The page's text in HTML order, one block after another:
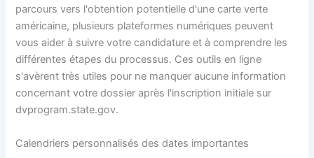
parcours vers l'obtention potentielle d'une carte verte
américaine, plusieurs plateformes numériques peuvent
vous aider à suivre votre candidature et à comprendre les
différentes étapes du processus. Ces outils en ligne
s'avèrent très utiles pour ne manquer aucune information
concernant votre dossier après l'inscription initiale sur
dvprogram.state.gov.
Calendriers personnalisés des dates importantes